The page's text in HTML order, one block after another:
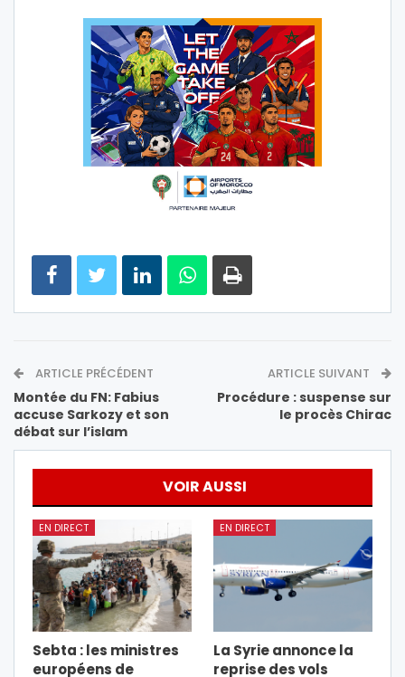
ARTICLE PRÉCÉDENT
Montée du FN: Fabius
accuse Sarkozy et son
débat sur l’islam
ARTICLE SUIVANT
Procédure : suspense sur
le procès Chirac
VOIR AUSSI
EN DIRECT
Sebta : les ministres
européens de
EN DIRECT
La Syrie annonce la
reprise des vols